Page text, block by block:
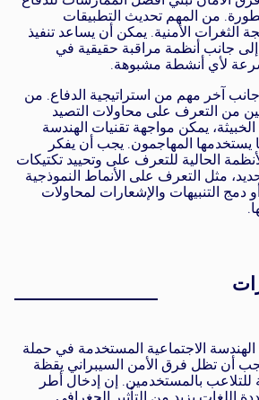
من المهم تحديث التطبيقات
الثغرات الأمنية. يمكن أن يساعد تنفيذ
جانب أنظمة مراقبة حقيقية في
لأي أنشطة مشبوهة.
آخر مهم من استراتيجية الدفاع. من
من التعرف على محاولات التصيد
يمكن مواجهة تقنيات الهندسة
يستخدمها المهاجمون. يجب أن يفكر
الحالية للتعرف على وتحييد تكتيكات
مثل التعرف على الأنماط النموذجية
دمج التنبيهات والإشعارات لمحاولات
الاجتماعية المستخدمة في حملة
أن تظل فرق الأمن السيبراني يقظة
للتلاعب بالمستخدمين. إن إدخال أطر